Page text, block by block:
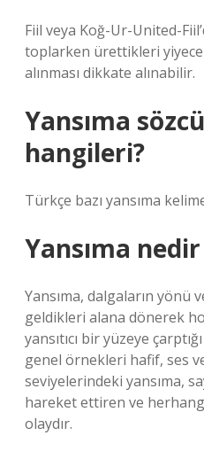
Fiil veya Koğ-Ur-United-
toplarken ürettikleri
alınması dikkate alınabilir.
Yansıma
hangileri?
Türkçe bazı yansıma
Yansıma
Yansıma, dalgaların yönü
geldikleri alana dönerek
yansıtıcı bir yüzeye
genel örnekleri hafif, ses
seviyelerindeki yansıma,
hareket ettiren ve
olaydır.